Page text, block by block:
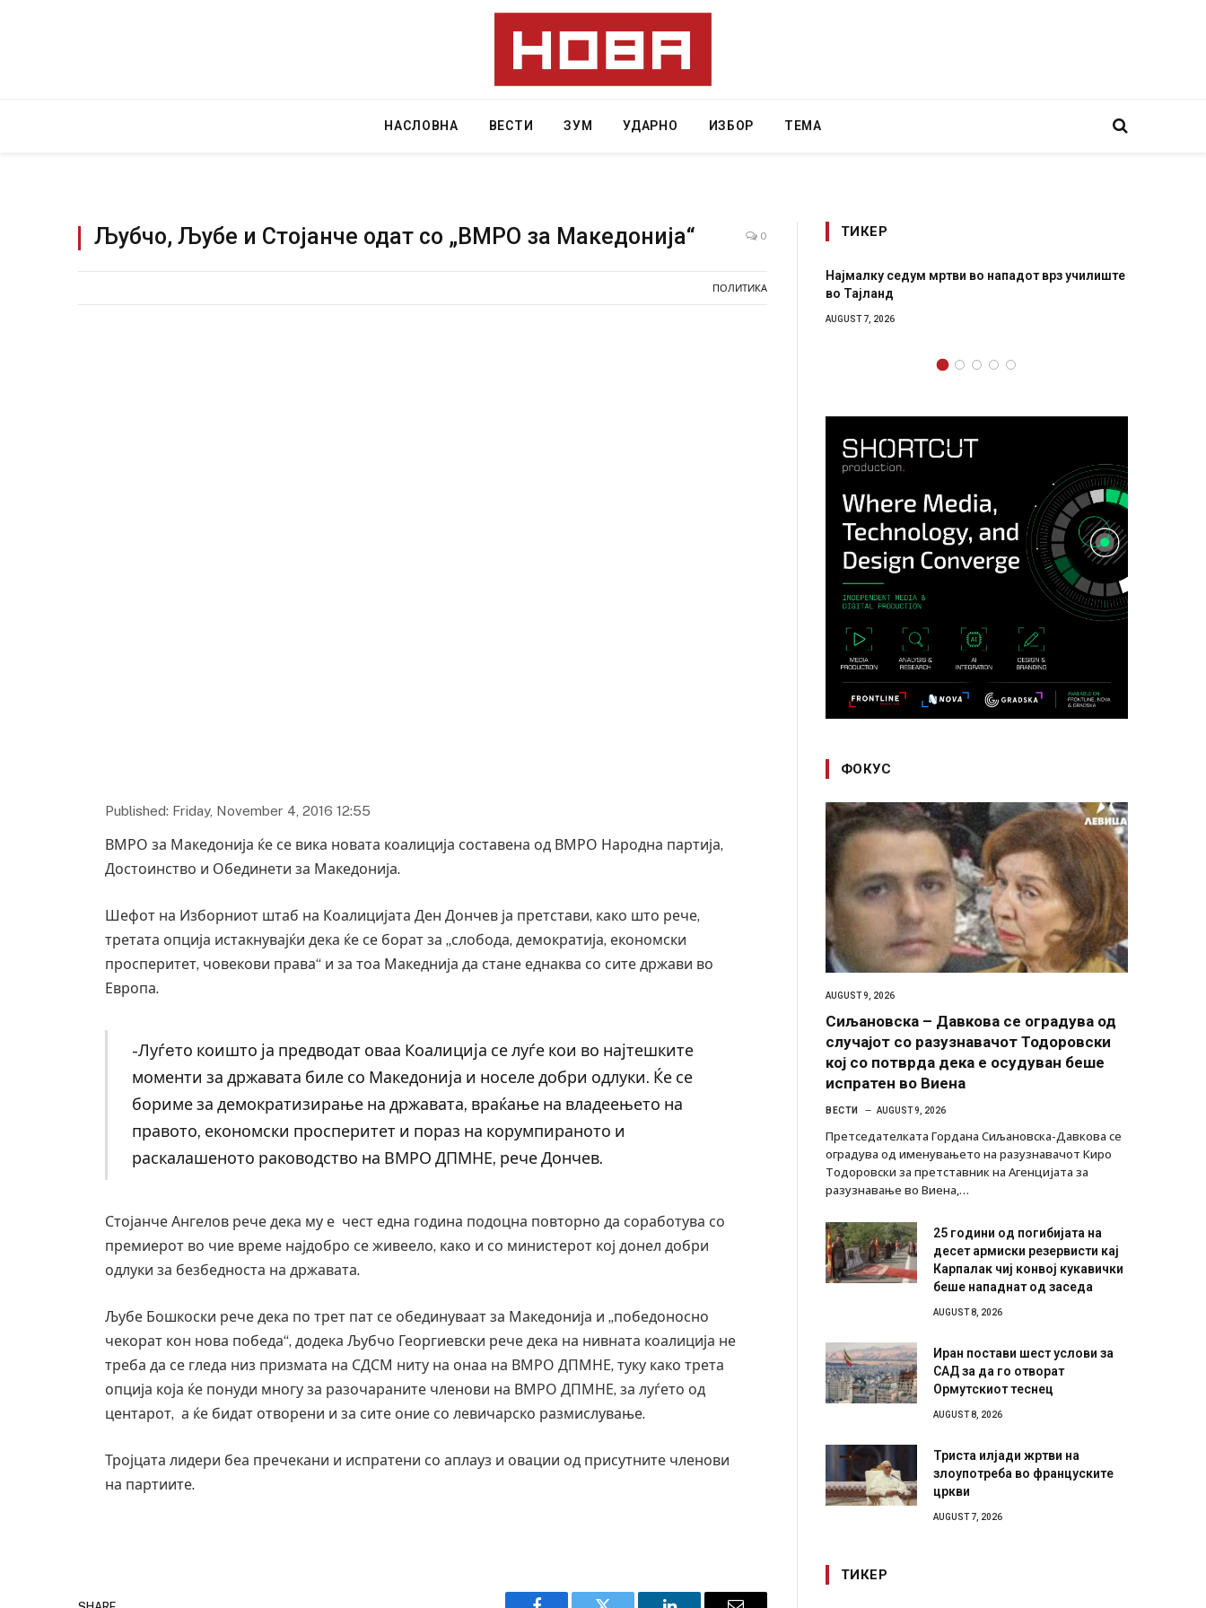
НАСЛОВНА ВЕСТИ ЗУМ УДАРНО ИЗБОР ТЕМА
Љубчо, Љубе и Стојанче одат со „ВМРО за Македонија“ 0
ПОЛИТИКА
Published: Friday, November 4, 2016 12:55
ВМРО за Македонија ќе се вика новата коалиција составена од ВМРО Народна партија,
Достоинство и Обединети за Македонија.
Шефот на Изборниот штаб на Коалицијата Ден Дончев ја претстави, како што рече,
третата опција истакнувајќи дека ќе се борат за „слобода, демократија, економски
просперитет, човекови права“ и за тоа Македнија да стане еднаква со сите држави во
Европа.
-Луѓeто коишто ја предводат оваа Коалиција се луѓе кои во најтешките
моменти за државата биле со Македонија и носеле добри одлуки. Ќе се
бориме за демократизирање на државата, враќање на владеењето на
правото, економски просперитет и пораз на корумпираното и
раскалашеното раководство на ВМРО ДПМНЕ, рече Дончев.
Стојанче Ангелов рече дека му е чест една година подоцна повторно да соработува со
премиерот во чие време најдобро се живеело, како и со министерот кој донел добри
одлуки за безбедноста на државата.
Љубе Бошкоски рече дека по трет пат се обединуваат за Македонија и „победоносно
чекорат кон нова победа“, додека Љубчо Георгиевски рече дека на нивната коалиција не
треба да се гледа низ призмата на СДСМ ниту на онаа на ВМРО ДПМНЕ, туку како трета
опција која ќе понуди многу за разочараните членови на ВМРО ДПМНЕ, за луѓето од
центарот, а ќе бидат отворени и за сите оние со левичарско размислување.
Тројцата лидери беа пречекани и испратени со аплауз и овации од присутните членови
на партиите.
ТИКЕР
Најмалку седум мртви во нападот врз училиште
во Тајланд
СОЗИС: Украинците повеќе им
ФОКУС
AUGUST 9, 2026
Сиљановска – Давкова се оградува од
случајот со разузнавачот Тодоровски
кој со потврда дека е осудуван беше
испратен во Виена
ВЕСТИ AUGUST 9, 2026
Претседателката Гордана Сиљановска-Давкова се
оградува од именувањето на разузнавачот Киро
Тодоровски за претставник на Агенцијата за
разузнавање во Виена,…
25 години од погибијата на
десет армиски резервисти кај
Карпалак чиј конвој кукавички
беше нападнат од заседа
AUGUST 8, 2026
Иран постави шест услови за
САД за да го отворат
Ормутскиот теснец
AUGUST 8, 2026
Триста илјади жртви на
злоупотреба во француските
цркви
AUGUST 7, 2026
ТИКЕР